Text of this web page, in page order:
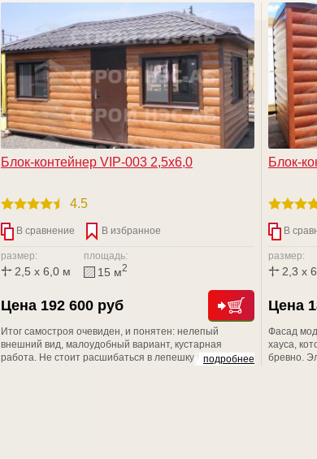
Блок-контейнер VIP-003 2,5х6,0
4.5
В сравнение В избранное
размер:
2,5 x 6,0 м
площадь:
15 м2
Цена 192 600 руб
подробнее
Итог самостроя очевиден, и понятен: нелепый
внешний вид, малоудобный вариант, кустарная
работа. Не стоит расшибаться в лепешку и класть
Блок-
В
размер:
2,3 x
Цена
Фасад
хауса,
бревно.